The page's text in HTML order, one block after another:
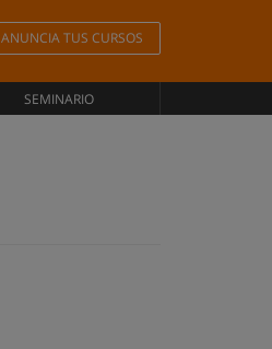
ANUNCIA TUS CURSOS
SEMINARIO